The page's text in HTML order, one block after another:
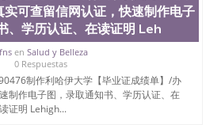
外文凭回国认证QQ微信
办理QQ微信551190476法国留学
国外烫金照片QQ微信
在中国有用吗QQ微信551190476
微信551190476爱尔兰留学回国
国外硕士文凭办理QQ微信
凭可靠吗QQ微信551190476买国
国外本科毕业证怎么办
可查留信网认证，快速制作电子
、学历认证、在读证明 Leh
en Salud y Belleza
0 Respuestas
制作利哈伊大学【毕业证成绩单】/办
制作电子图，录取通知书、学历认证、在
读证明 Lehigh...